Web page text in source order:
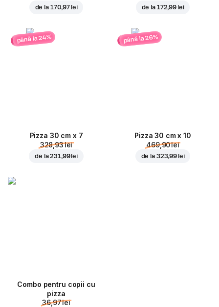
de la 170,97 lei de la 172,99 lei
până la 24%
Pizza 30 cm x 7
328,93 lei
de la231,99 lei
până la 26%
Pizza 30 cm x 10
469,90 lei
de la 323,99 lei
Combo pentru copii cu
pizza
36,97 lei